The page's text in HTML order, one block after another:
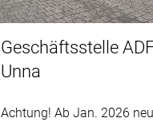
Geschäftsstelle
Unna
Achtung! Ab Jan. 2026